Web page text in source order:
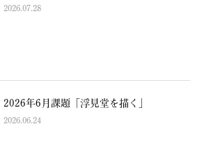
2026.07.28
2026年6月課題「浮見堂を描く」
2026.06.24